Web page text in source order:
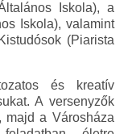
Iskola), a
Iskola), valamint
(Piarista
és kreatív
A versenyzők
majd a Városháza